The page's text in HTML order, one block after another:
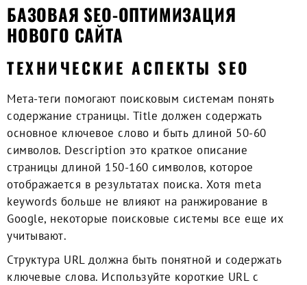
БАЗОВАЯ SEO-ОПТИМИЗАЦИЯ
НОВОГО САЙТА
ТЕХНИЧЕСКИЕ АСПЕКТЫ SEO
Мета-теги помогают поисковым системам понять
содержание страницы. Title должен содержать
основное ключевое слово и быть длиной 50-60
символов. Description это краткое описание
страницы длиной 150-160 символов, которое
отображается в результатах поиска. Хотя meta
keywords больше не влияют на ранжирование в
Google, некоторые поисковые системы все еще их
учитывают.
Структура URL должна быть понятной и содержать
ключевые слова. Используйте короткие URL с